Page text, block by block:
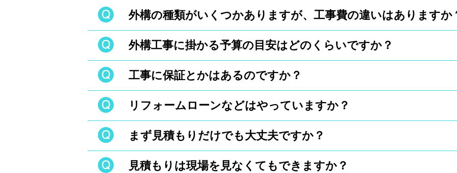
外構の種類がいくつかありますが、工事費の違いはありますか
クローズド外構とオープン外構を比べると、オープン外構の方
が少なくなる分、工事費は安くなります。 また、外構づくり
やレンガ、石や枕木などの素材選びによっても価格は変わって
品のブロックなどは安価ですが、レンガや石などの輸入物は高
外構工事に掛かる予算の目安はどのくらいですか？
一般的に外構工事の費用は建物価格の10%前後と言われていま
であれば、外構工事の予算は200万円前後となります。
工事に保証とかはあるのですか？
最長10年間の保証を行っております。保証期間は工事内容によ
約時にご確認ください。
リフォームローンなどはやっていますか？
もちろんローンを利用することができます。また金融機関提携
ローンもございますのでご相談下さい。
まず見積もりだけでも大丈夫ですか？
もちろんです。まずは見積もりを取っていただいて、その内
見積もりは現場を見なくてもできますか？